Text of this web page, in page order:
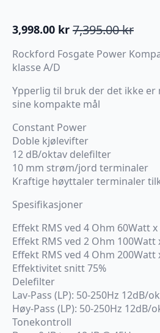
7,395.00kr
Opprinnelig
pris
var:
7,395.00 kr.
3,998.00 kr
Nåværende
pris
er:
3,998.00 kr.
Rockford Fosgate Power
klasse A/D
Ypperlig til bruk der det ikke er
sine kompakte mål
Constant Power
Doble kjølevifter
12 dB/oktav delefilter
10 mm strøm/jord terminaler
Kraftige høyttaler terminaler
Spesifikasjoner
Effekt RMS ved 4 Ohm 60Watt x
Effekt RMS ved 2 Ohm 100Watt
Effekt RMS ved 4 Ohm
Effektivitet snitt 75%
Delefilter
Lav-Pass (LP): 50-250Hz 12dB/
Høy-Pass (LP): 50-250Hz
Tonekontroll